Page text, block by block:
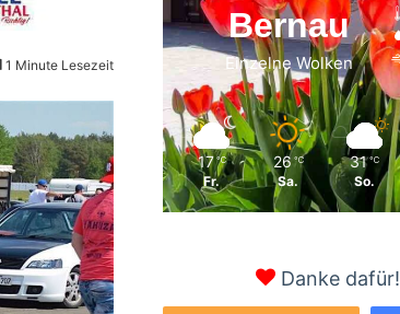
1 Minute Lesezeit
Bernau
Einzelne Wolken
17 ℃
Fr.
26 ℃
Sa.
31 ℃
So.
Danke dafür!